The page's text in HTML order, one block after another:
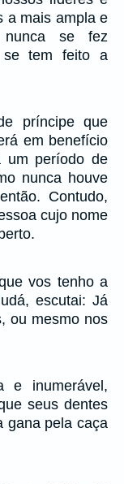
a mais ampla e
nunca se fez
tem feito a
príncipe que
em benefício
um período de
nunca houve
Contudo,
cujo nome
vos tenho a
escutai: Já
ou mesmo nos
e inumerável,
seus dentes
gana pela caça